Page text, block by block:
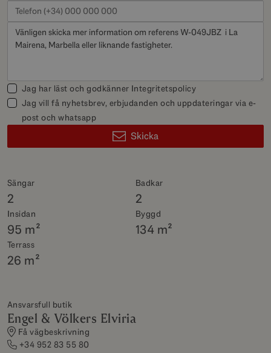
Sängar
2
Badkar
2
Insidan
95 m²
Byggd
134 m²
Terrass
26 m²
Ansvarsfull butik
Engel & Völkers Elviria
Få vägbeskrivning
+34 952 83 55 80
Jag har läst och godkänner Integritetspolicy
Jag vill få nyhetsbrev, erbjudanden och uppdateringar via e-
post och whatsapp
Skicka